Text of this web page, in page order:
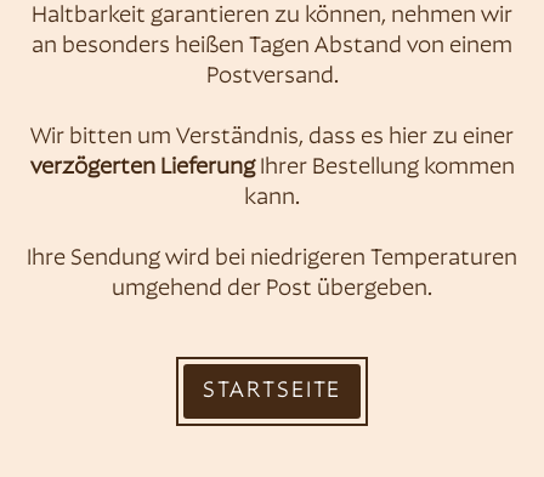
Haltbarkeit garantieren zu können, nehmen wir
an besonders heißen Tagen Abstand von einem
Postversand.
Wir bitten um Verständnis, dass es hier zu einer
verzögerten Lieferung Ihrer Bestellung kommen
kann.
Ihre Sendung wird bei niedrigeren Temperaturen
umgehend der Post übergeben.
STARTSEITE
Café Zauner